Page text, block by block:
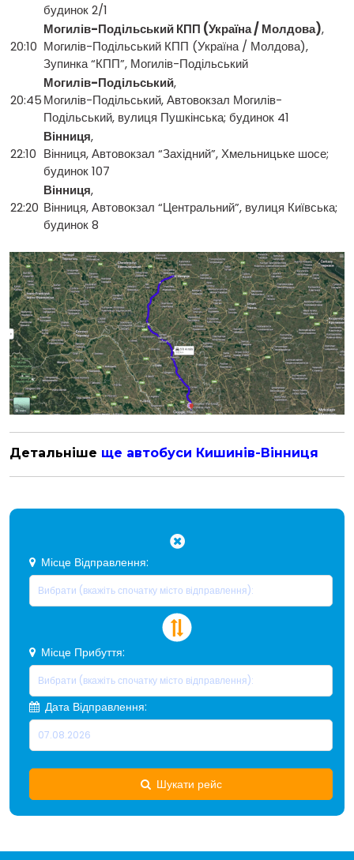
будинок 2/1
20:10
Могилів-Подільський КПП (Україна / Молдова),
Могилів-Подільський КПП (Україна / Молдова),
Зупинка “КПП”, Могилів-Подільський
20:45
Могилів-Подільський,
Могилів-Подільський, Автовокзал Могилів-
Подільський, вулиця Пушкінська; будинок 41
22:10
Вінниця,
Вінниця, Автовокзал “Західний”, Хмельницьке шосе;
будинок 107
22:20
Вінниця,
Вінниця, Автовокзал “Центральний”, вулиця Київська;
будинок 8
Детальніше ще автобуси Кишинів-Вінниця
Місце Відправлення:
Місце Прибуття:
Дата Відправлення:
Шукати рейс